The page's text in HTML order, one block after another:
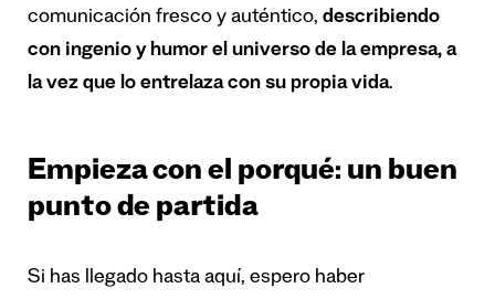
comunicación fresco y auténtico, describiendo
con ingenio y humor el universo de la empresa, a
la vez que lo entrelaza con su propia vida.
Empieza con el porqué: un buen
punto de partida
Si has llegado hasta aquí, espero haber